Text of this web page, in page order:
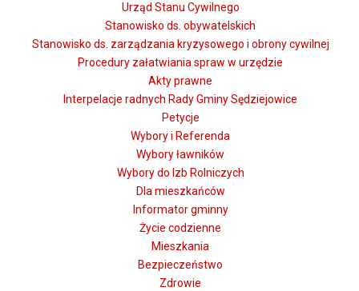
Urząd Stanu Cywilnego
Stanowisko ds. obywatelskich
Stanowisko ds. zarządzania kryzysowego i obrony cywilnej
Procedury załatwiania spraw w urzędzie
Akty prawne
Interpelacje radnych Rady Gminy Sędziejowice
Petycje
Wybory i Referenda
Wybory ławników
Wybory do Izb Rolniczych
Dla mieszkańców
Informator gminny
Życie codzienne
Mieszkania
Bezpieczeństwo
Zdrowie